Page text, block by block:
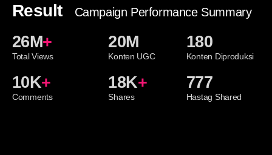
Result Campaign Performance Summary
26M+
Total Views
20M
Konten UGC
180
Konten Diproduksi
10K+
Comments
18K+
Shares
777
Hastag Shared